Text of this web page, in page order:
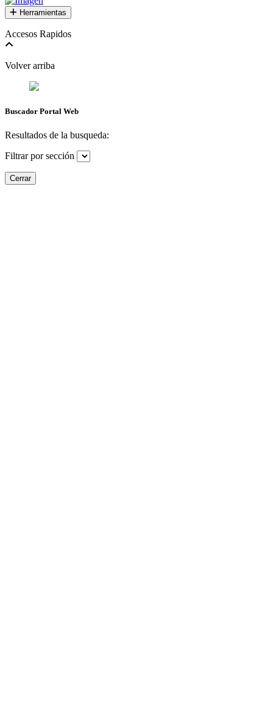
Herramientas
Accesos Rapidos
Volver arriba
Buscador Portal Web
Resultados de la busqueda:
Filtrar por sección
Cerrar